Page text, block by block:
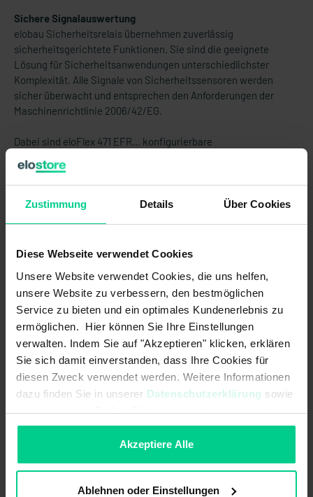
Zustimmung Details Über Cookies
Diese Webseite verwendet Cookies
Unsere Website verwendet Cookies, die uns helfen,
unsere Website zu verbessern, den bestmöglichen
Service zu bieten und ein optimales Kundenerlebnis zu
ermöglichen. Hier können Sie Ihre Einstellungen
verwalten. Indem Sie auf "Akzeptieren" klicken, erklären
Sie sich damit einverstanden, dass Ihre Cookies für
diesen Zweck verwendet werden. Weitere Informationen
dazu finden Sie in unserer Datenschutzerklärung sowie
imImpressum. Sollten Sie hiermit nicht einverstanden
sein, können Sie die Verwendung von Cookies hier
Akzeptiere Alle
Ablehnen oder Einstellungen
Sichere Signalauswertung
elobau Sicherheitsrelais übernehmen zuverlässig
sicherheitsgerichtete Funktionen. Sie sind die geeignete
Lösung für Sicherheitsanwendungen unterschiedlichster
Komplexität. Alle Signale von Sicherheitssensoren werden
sicher überwacht und entsprechen den Anforderungen der
Maschinenrichtlinie 2006/42/EG.
Dabei sind eloFlex 471 EFR… konfigurierbare
Sicherheitsauswerteeinheit mit 4 unabhängigen
Sicherheitseingängen (2-kanalig) und bis zu 4
Sicherheitsausgängen sowie 4 Kontrollausgängen.
verkauft. Diese müssen separat gekauft werden (Art.Nr.
878598VPE4).
Produktmerkmale
- Realisierung von bis zu 4 Sicherheitsfunktionen in einer
- bedarfsgerechte Anzahl der Sicherheitsausgänge (Relais)
entsprechend der Anforderung, ermöglicht eine wirtschaftliche
- mehr Funktionen bei weniger Platzbedarf im Schaltschrank – das
spart Kosten